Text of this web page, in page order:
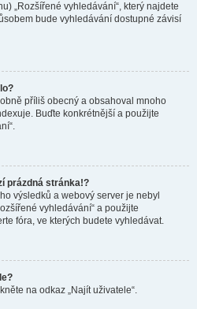
„Rozšířené vyhledávání“, který najdete
bude vyhledávání dostupné závisí
příliš obecný a obsahoval mnoho
Buďte konkrétnější a použijte
prázdná stránka!?
výsledků a webový server je nebyl
vyhledávání“ a použijte
fóra, ve kterých budete vyhledávat.
na odkaz „Najít uživatele“.